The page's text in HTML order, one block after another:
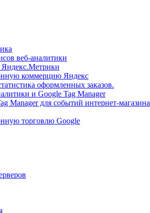
веб-аналитики
Яндекс.Метрики
коммерцию Яндекс
оформленных заказов.
и Google Tag Manager
Manager для событий интернет-магазина
торговлю Google